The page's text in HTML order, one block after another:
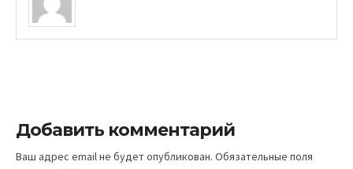
Добавить комментарий
Ваш адрес email не будет опубликован. Обязательные поля